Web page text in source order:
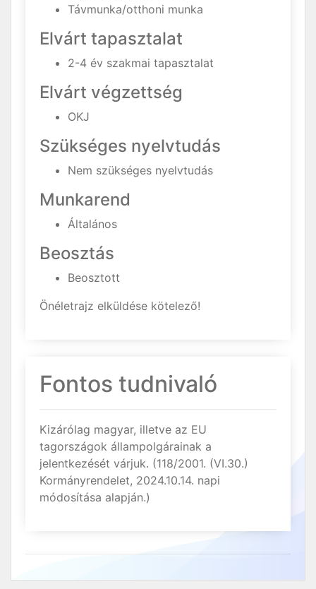
Távmunka/otthoni munka
Elvárt tapasztalat
2-4 év szakmai tapasztalat
Elvárt végzettség
OKJ
Szükséges nyelvtudás
Nem szükséges nyelvtudás
Munkarend
Általános
Beosztás
Beosztott
Önéletrajz elküldése kötelező!
Fontos tudnivaló
Kizárólag magyar, illetve az EU
tagországok állampolgárainak a
jelentkezését várjuk. (118/2001. (VI.30.)
Kormányrendelet, 2024.10.14. napi
módosítása alapján.)